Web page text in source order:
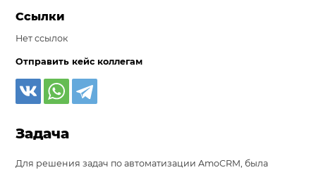
Ссылки
Нет ссылок
Отправить кейс коллегам
Задача
Для решения задач по автоматизации AmoCRM, была